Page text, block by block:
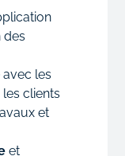
des
avec les
clients
et
et